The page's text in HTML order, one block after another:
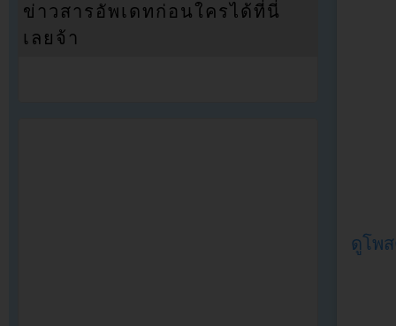
ดูโพ
ข่าวสารอัพเดทก่อนใครได้ที่นี่
เลยจ้า